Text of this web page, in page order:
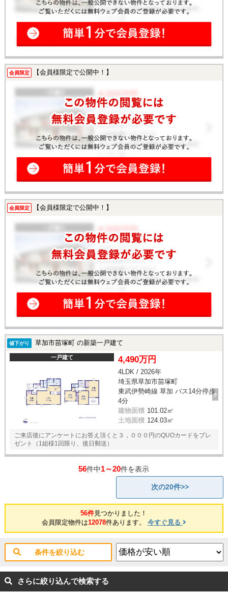
会員限定 【会員様限定で公開中！】
会員限定 【会員様限定で公開中！】
値下がり 草加市苗塚町 の新築一戸建て
一戸建て 4,490万円
4LDK / 2026年
埼玉県草加市苗塚町
東武伊勢崎線 草加 バス14分停歩
4分
建物面積 101.02㎡
土地面積 124.03㎡
ご来店後にアンケートにお答え頂くと３，０００円のQUOカードをプレ
ゼント（1組様1回限り、後日郵送）
56件中1～20件を表示
次の20件>>
56件見つかりました！
会員限定物件は12078件あります。 今すぐ見る
条件を絞り込む
さらに絞り込んで検索する